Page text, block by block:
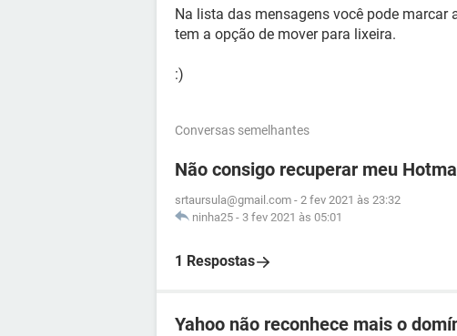
Na lista das mensagens você pode marcar
tem a opção de mover para lixeira.
:)
Conversas semelhantes
Não consigo recuperar meu
srtaursula@gmail.com - 2 fev 2021 às 23:32
ninha25 - 3 fev 2021 às 05:01
1 Respostas
Yahoo não reconhece mais o